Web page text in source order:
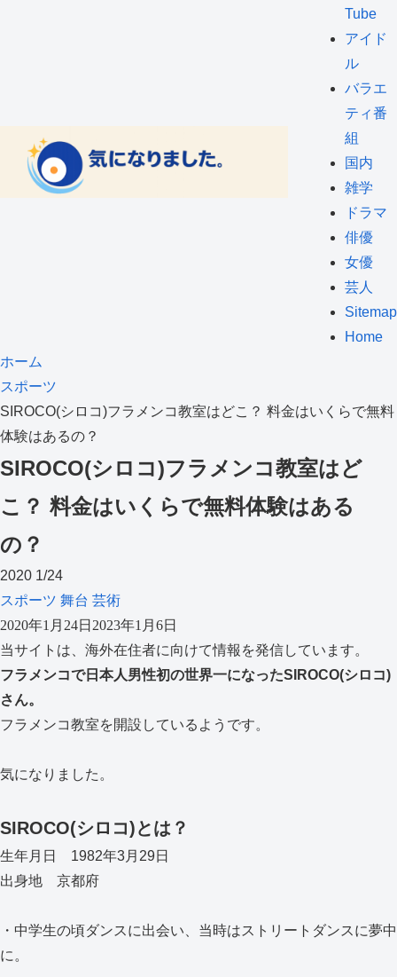
Tube
アイド
ル
バラエ
ティ番
組
国内
雑学
ドラマ
俳優
女優
芸人
Sitemap
Home
ホーム
スポーツ
SIROCO(シロコ)フラメンコ教室はどこ？ 料金はいくらで無料
体験はあるの？
SIROCO(シロコ)フラメンコ教室はど
こ？ 料金はいくらで無料体験はある
の？
2020 1/24
スポーツ 舞台 芸術
2020年1月24日 2023年1月6日
当サイトは、海外在住者に向けて情報を発信しています。
フラメンコで日本人男性初の世界一になったSIROCO(シロコ)
さん。
フラメンコ教室を開設しているようです。
気になりました。
SIROCO(シロコ)とは？
生年月日 1982年3月29日
出身地 京都府
・中学生の頃ダンスに出会い、当時はストリートダンスに夢中
に。